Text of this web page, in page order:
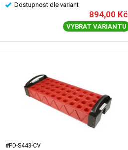
Dostupnost dle variant
894,00 Kč
VYBRAT VARIANTU
#PD-S443-CV